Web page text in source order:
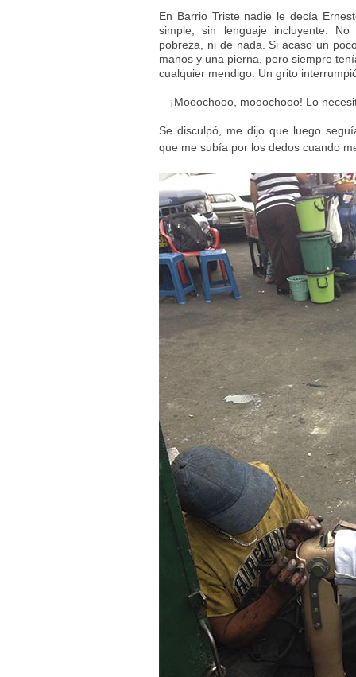
En Barrio Triste nadie le decía
simple, sin lenguaje incluyente.
pobreza, ni de nada. Si acaso un
manos y una pierna, pero siempre
cualquier mendigo. Un grito
—¡Mooochooo, mooochooo! Lo
Se disculpó, me dijo que luego
que me subía por los dedos cuando